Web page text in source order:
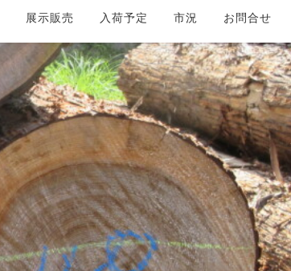
展示販売 入荷予定 市況 お問合せ